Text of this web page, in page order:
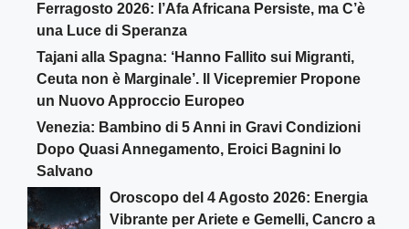
Ferragosto 2026: l’Afa Africana Persiste, ma C’è
una Luce di Speranza
Tajani alla Spagna: ‘Hanno Fallito sui Migranti,
Ceuta non è Marginale’. Il Vicepremier Propone
un Nuovo Approccio Europeo
Venezia: Bambino di 5 Anni in Gravi Condizioni
Dopo Quasi Annegamento, Eroici Bagnini lo
Salvano
Oroscopo del 4 Agosto 2026: Energia
Vibrante per Ariete e Gemelli, Cancro a